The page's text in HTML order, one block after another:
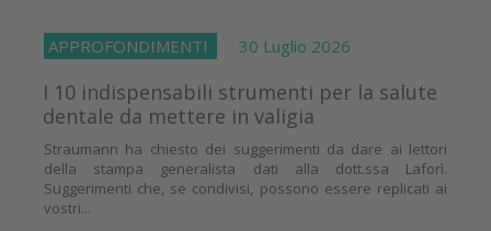
APPROFONDIMENTI 30 Luglio 2026
I 10 indispensabili strumenti per la salute
dentale da mettere in valigia
Straumann ha chiesto dei suggerimenti da dare ai lettori
della stampa generalista dati alla dott.ssa Laforì.
Suggerimenti che, se condivisi, possono essere replicati ai
vostri...